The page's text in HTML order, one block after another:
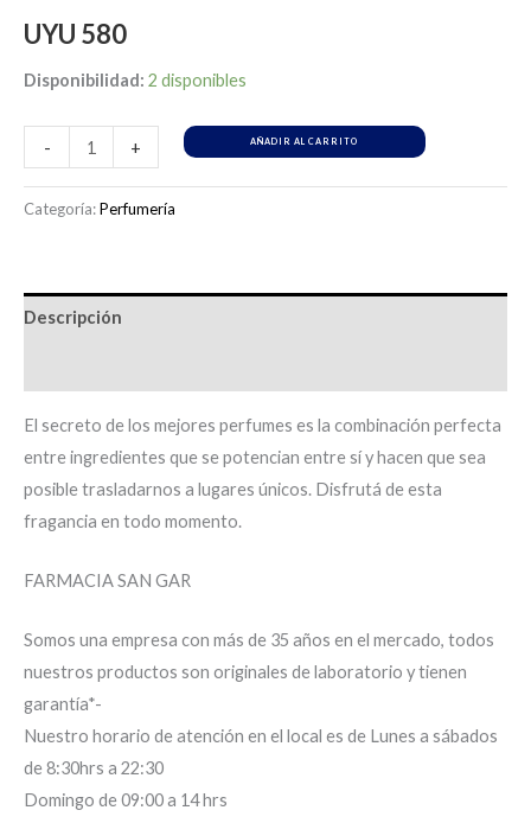
UYU 580
Disponibilidad: 2 disponibles
- + AÑADIR AL CARRITO
Categoría:Perfumería
Descripción
El secreto de los mejores perfumes es la combinación perfecta
entre ingredientes que se potencian entre sí y hacen que sea
posible trasladarnos a lugares únicos. Disfrutá de esta
fragancia en todo momento.
FARMACIA SAN GAR
Somos una empresa con más de 35 años en el mercado, todos
nuestros productos son originales de laboratorio y tienen
garantía*-
Nuestro horario de atención en el local es de Lunes a sábados
de 8:30hrs a 22:30
Domingo de 09:00 a 14 hrs